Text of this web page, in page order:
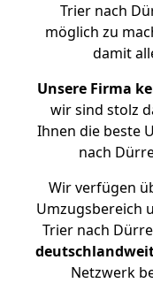
Trier nach
möglich zu
damit
Unsere Firma
wir sind stolz
Ihnen die beste
nach
Wir verfügen
Umzugsbereich
Trier nach
Netzwerk